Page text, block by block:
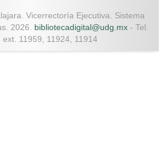
Vicerrectoría Ejecutiva. Sistema
2026. bibliotecadigital@udg.mx - Tel.
ext. 11959, 11924, 11914